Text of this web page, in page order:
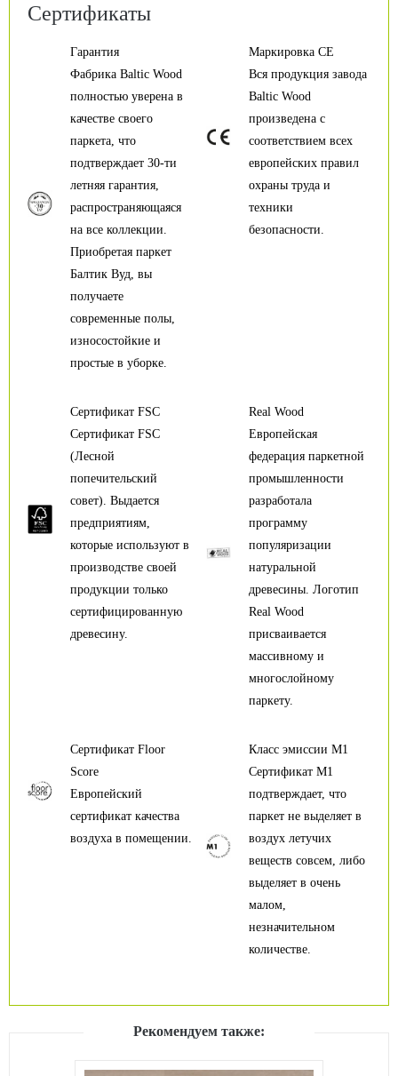
Сертификаты
Маркировка CE
Вся продукция завода
Baltic Wood
произведена с
соответствием всех
европейских правил
охраны труда и
техники
безопасности.
Гарантия
Фабрика Baltic Wood
полностью уверена в
качестве своего
паркета, что
подтверждает 30-ти
летняя гарантия,
распространяющаяся
на все коллекции.
Приобретая паркет
Балтик Вуд, вы
получаете
современные полы,
износостойкие и
простые в уборке.
Сертификат FSC
Сертификат FSC
(Лесной
попечительский
совет). Выдается
предприятиям,
которые используют в
производстве своей
продукции только
сертифицированную
древесину.
Real Wood
Европейская
федерация паркетной
промышленности
разработала
программу
популяризации
натуральной
древесины. Логотип
Real Wood
присваивается
массивному и
многослойному
паркету.
Класс эмиссии М1
Сертификат М1
подтверждает, что
паркет не выделяет в
воздух летучих
веществ совсем, либо
выделяет в очень
малом,
незначительном
количестве.
Сертификат Floor
Score
Европейский
сертификат качества
воздуха в помещении.
Рекомендуем также: